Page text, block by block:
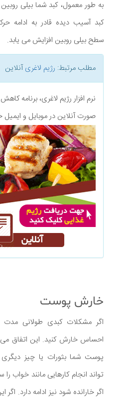
به طور معمول، کبد شما بیلی
کبد آسیب دیده قادر به ادامه
سطح بیلی روبین افزایش می یابد.
مطلب مرتبط: رژیم لاغریآنلاین
نرم افزار رژیم لاغری، برنامه
صورت آنلاین در موبایل و ایمیل
خارش پوست
اگر مشکلات کبدی طولانی
احساس خارش کنید. این اتفاق
پوست شما بثورات یا چیز
تواند انجام کارهایی مانند خواب
اگر خارانده شود نیز ادامه دارد. اگر